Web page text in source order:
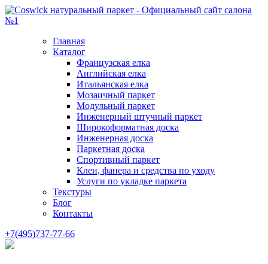
Главная
Каталог
Французская елка
Английская елка
Итальянская елка
Мозаичный паркет
Модульный паркет
Инженерный штучный паркет
Широкоформатная доска
Инженерная доска
Паркетная доска
Спортивный паркет
Клеи, фанера и средства по уходу
Услуги по укладке паркета
Текстуры
Блог
Контакты
+7(495)737-77-66